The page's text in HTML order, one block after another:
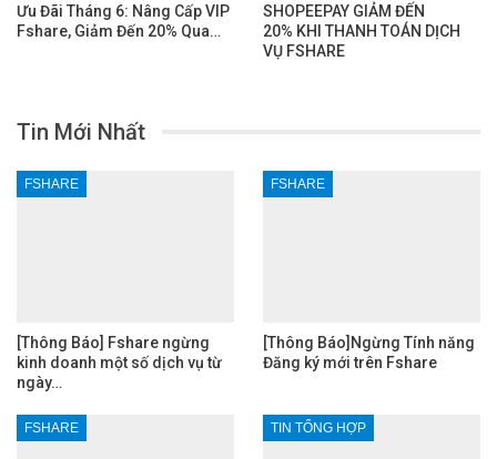
Ưu Đãi Tháng 6: Nâng Cấp VIP
Fshare, Giảm Đến 20% Qua…
SHOPEEPAY GIẢM ĐẾN
20% KHI THANH TOÁN DỊCH
VỤ FSHARE
Tin Mới Nhất
FSHARE
[Thông Báo] Fshare ngừng
kinh doanh một số dịch vụ từ
ngày…
FSHARE
[Thông Báo]Ngừng Tính năng
Đăng ký mới trên Fshare
FSHARE TIN TỔNG HỢP